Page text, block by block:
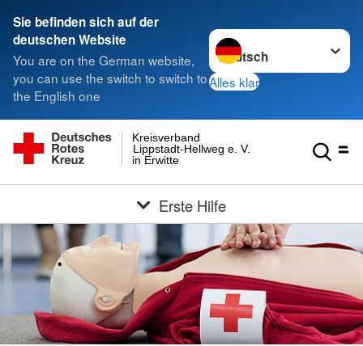
Sie befinden sich auf der
deutschen Website
You are on the German website,
you can use the switch to switch to
the English one
Sprache wechseln zu
Alles klar
in Erwitte
Lippstadt-Hellweg e. V.
Kreisverband
Erste Hilfe